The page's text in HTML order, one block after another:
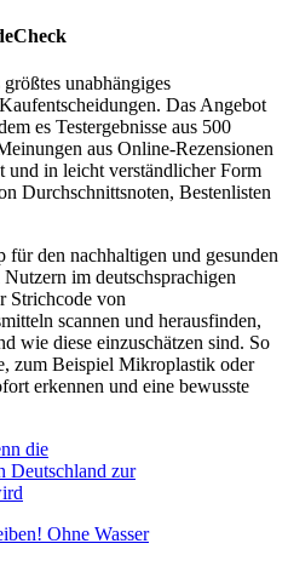
unabhängiges
Das Angebot
es Testergebnisse aus 500
aus Online-Rezensionen
und in leicht verständlicher Form
Durchschnittsnoten, Bestenlisten
den nachhaltigen und gesunden
im deutschsprachigen
Strichcode von
scannen und herausfinden,
wie diese einzuschätzen sind. So
zum Beispiel Mikroplastik oder
erkennen und eine bewusste
die
Deutschland zur
Ohne Wasser